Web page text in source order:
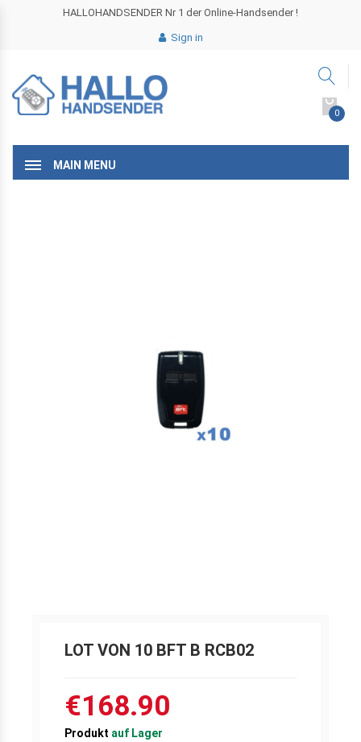
HALLOHANDSENDER Nr 1 der Online-Handsender !
Sign in
0
MAIN MENU
LOT VON 10 BFT B RCB02
€168.90
Produkt auf Lager